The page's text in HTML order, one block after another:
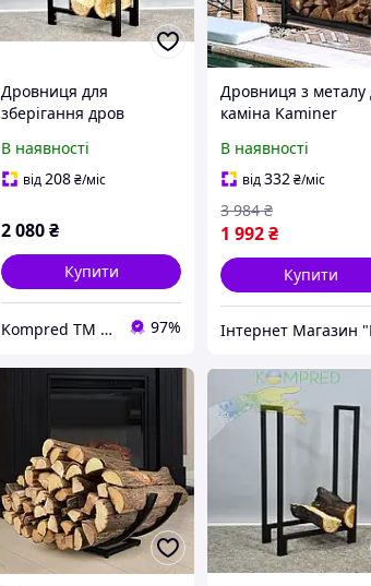
Дровниця для
зберігання дров
400х300х900мм
Kompred OL466/2
В наявності
від208₴/міс
2 080₴
Купити
Kompred TM Виробниче підприємство 97%
Дровниця з металу
каміна Kaminer
дача, Стелаж для
зберігання дров
Дровниця на вулиці,
CQS
В наявності
від332₴/міс
1 992₴
3 984 ₴
Купити